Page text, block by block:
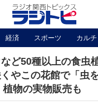
経済 スポーツ カル
ど50種以上の食虫
やこの花館で「虫
物の実物販売も